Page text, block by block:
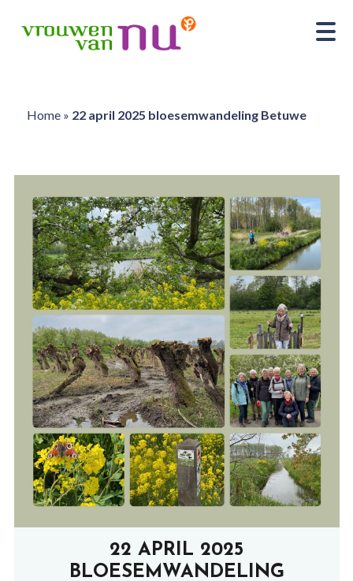
Home» 22 april 2025 bloesemwandeling Betuwe
22 APRIL 2025
BLOESEMWANDELING